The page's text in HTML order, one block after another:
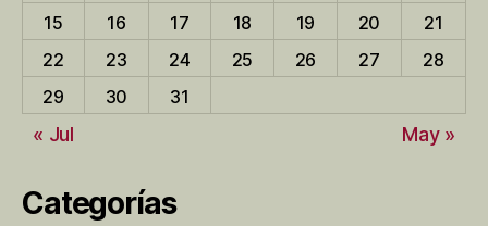
15
16 17 18 19 20
21
22
23 24 25 26 27
28
29
30 31
« Jul May »
Categorías